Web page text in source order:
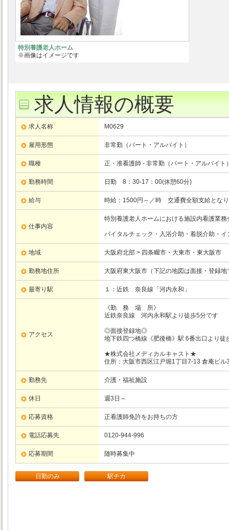
特別養護老人ホーム
※画像はイメージです
求人情報の概要
求人名称 M0629
雇用形態 非常勤（パート・アルバイト）
職種 正・准看護師 - 非常勤（パート・アルバイト
勤務時間 日勤 8：30-17：00(休憩60分)
給与 時給：1500円～／時 交通費全額支給とな
仕事内容
特別養護老人ホームにおける施設内看護業
バイタルチェック・入浴介助・着脱介助・
地域 大阪府北部 > 四条畷市・大東市・東大阪市
勤務地住所 大阪府東大阪市（下記の地図は面接・登録地
最寄り駅 １：近鉄 奈良線 「河内永和」
アクセス
《勤 務 場 所》
近鉄奈良線 河内永和駅より徒歩5分です
◎面接登録地◎
地下鉄四つ橋線《肥後橋》駅 6番出口より徒
★株式会社メディカルキャスト★
住所：大阪市西区江戸堀1丁目7-13 倉庵ビル
勤務先 介護・福祉施設
休日 週3日～
応募資格 正看護師免許をお持ちの方
電話応募先 0120-944-996
応募期間 随時募集中
日勤のみ 駅チカ